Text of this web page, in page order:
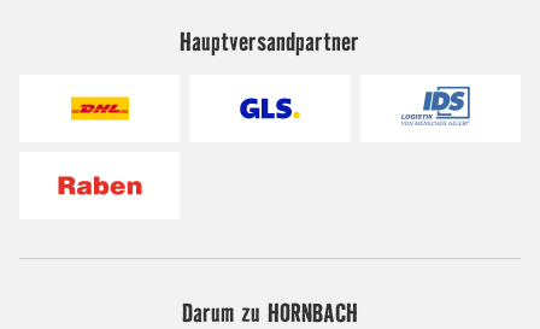
Hauptversandpartner
Darum zu HORNBACH